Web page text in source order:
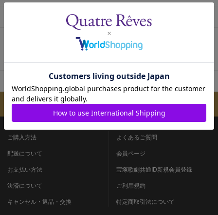
メールマガジンのご案内
ご購入方法
配送について
お支払い方法
決済について
キャンセル・返品・交換
よくあるご質問
会員ページ
宝塚歌劇共通ID新規会員登録
ご利用規約
特定商取引法について